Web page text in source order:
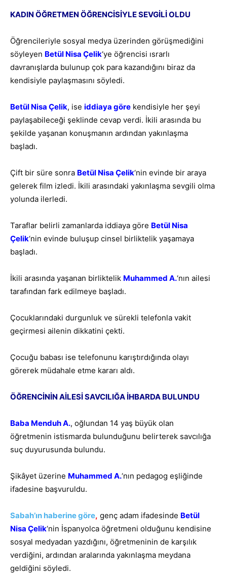
KADIN ÖĞRETMEN ÖĞRENCİSİYLE SEVGİLİ OLDU
Öğrencileriyle sosyal medya üzerinden görüşmediğini
söyleyen Betül Nisa Çelik‘ye öğrencisi ısrarlı
davranışlarda bulunup çok para kazandığını biraz da
kendisiyle paylaşmasını söyledi.
Betül Nisa Çelik, ise iddiaya göre kendisiyle her şeyi
paylaşabileceği şeklinde cevap verdi. İkili arasında bu
şekilde yaşanan konuşmanın ardından yakınlaşma
başladı.
Çift bir süre sonra Betül Nisa Çelik‘nin evinde bir araya
gelerek film izledi. İkili arasındaki yakınlaşma sevgili olma
yolunda ilerledi.
Taraflar belirli zamanlarda iddiaya göre Betül Nisa
Çelik‘nin evinde buluşup cinsel birliktelik yaşamaya
başladı.
İkili arasında yaşanan birliktelik Muhammed A.‘nın ailesi
tarafından fark edilmeye başladı.
Çocuklarındaki durgunluk ve sürekli telefonla vakit
geçirmesi ailenin dikkatini çekti.
Çocuğu babası ise telefonunu karıştırdığında olayı
görerek müdahale etme kararı aldı.
ÖĞRENCİNİN AİLESİ SAVCILIĞA İHBARDA BULUNDU
Baba Menduh A., oğlundan 14 yaş büyük olan
öğretmenin istismarda bulunduğunu belirterek savcılığa
suç duyurusunda bulundu.
Şikâyet üzerine Muhammed A.‘nın pedagog eşliğinde
ifadesine başvuruldu.
Sabah’ın haberine göre, genç adam ifadesinde Betül
Nisa Çelik‘nin İspanyolca öğretmeni olduğunu kendisine
sosyal medyadan yazdığını, öğretmeninin de karşılık
verdiğini, ardından aralarında yakınlaşma meydana
geldiğini söyledi.